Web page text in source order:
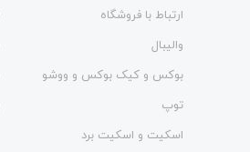
ارتباط با فروشگاه
والیبال
بوکس و کیک بوکس و ووشو
توپ
اسکیت و اسکیت برد